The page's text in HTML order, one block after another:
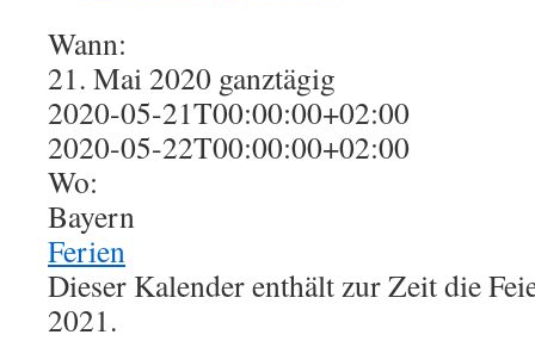
Wann:
21. Mai 2020 ganztägig
2020-05-21T00:00:00+02:00
2020-05-22T00:00:00+02:00
Wo:
Bayern
Ferien
Dieser Kalender enthält zur Zeit die
2021.